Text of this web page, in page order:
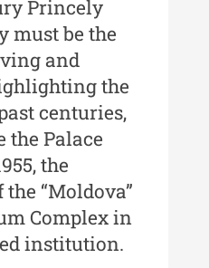
Etnografic al
2022
Etnografic al
Etnografic al
Științei și
Princely
must be the
and
the
centuries,
the Palace
the
“Moldova”
Complex in
institution.